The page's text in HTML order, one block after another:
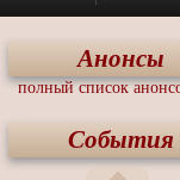
Анонсы
полный список
События